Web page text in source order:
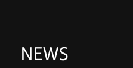
NEWS